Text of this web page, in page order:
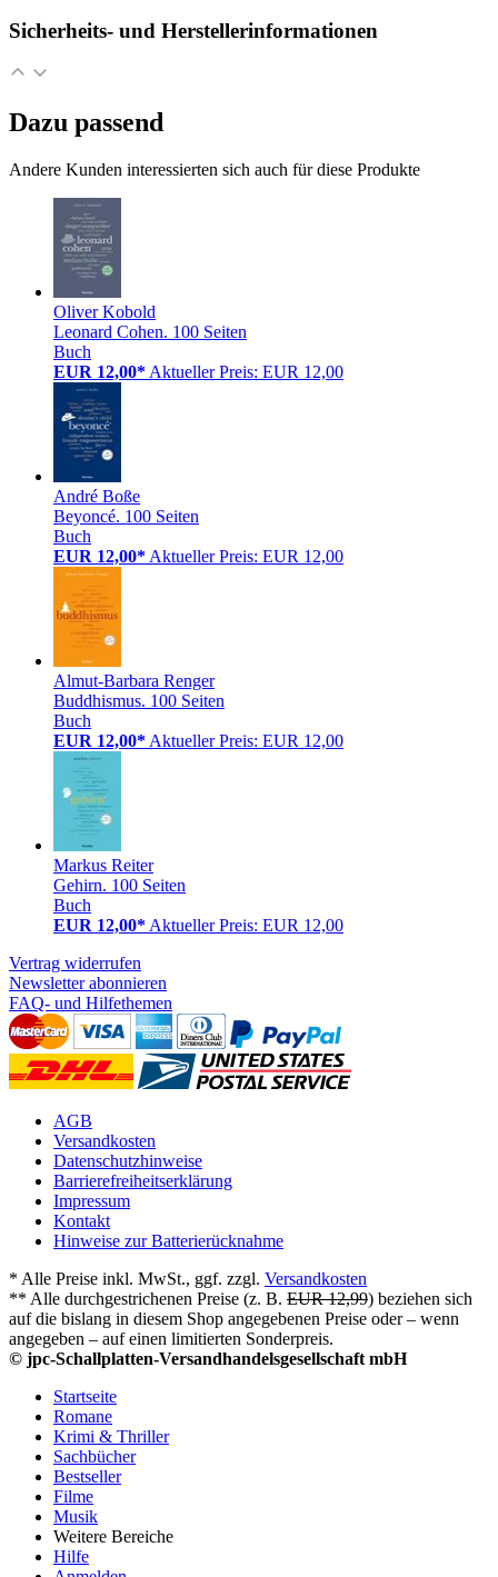
Sicherheits- und Herstellerinformationen
Dazu passend
Andere Kunden interessierten sich auch für diese Produkte
Oliver Kobold
Leonard Cohen. 100 Seiten
Buch
EUR 12,00* Aktueller Preis: EUR 12,00
André Boße
Beyoncé. 100 Seiten
Buch
EUR 12,00* Aktueller Preis: EUR 12,00
Almut-Barbara Renger
Buddhismus. 100 Seiten
Buch
EUR 12,00* Aktueller Preis: EUR 12,00
Markus Reiter
Gehirn. 100 Seiten
Buch
EUR 12,00* Aktueller Preis: EUR 12,00
Vertrag widerrufen
Newsletter abonnieren
FAQ- und Hilfethemen
AGB
Versandkosten
Datenschutzhinweise
Barrierefreiheitserklärung
Impressum
Kontakt
Hinweise zur Batterierücknahme
* Alle Preise inkl. MwSt., ggf. zzgl. Versandkosten
** Alle durchgestrichenen Preise (z. B. EUR 12,99) beziehen sich
auf die bislang in diesem Shop angegebenen Preise oder – wenn
angegeben – auf einen limitierten Sonderpreis.
© jpc-Schallplatten-Versandhandelsgesellschaft mbH
Startseite
Romane
Krimi & Thriller
Sachbücher
Bestseller
Filme
Musik
Weitere Bereiche
Hilfe